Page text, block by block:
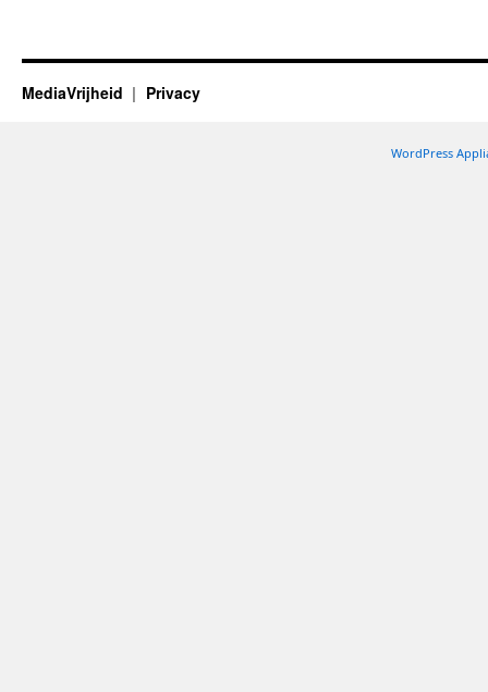
MediaVrijheid Privacy
WordPress